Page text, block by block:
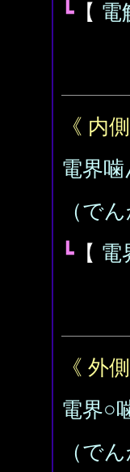
┗ 【 電
《 内
電界
（で
┗ 【 電
《 外
電界○
（で